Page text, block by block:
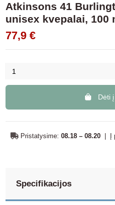
Atkinsons 41
unisex kvepalai, 100
77,9 €
Dėti
Pristatysime: 08.18 – 08.20 | Į
Specifikacijos